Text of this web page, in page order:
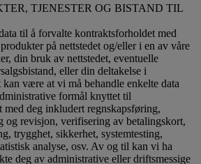
TJENESTER OG BISTAND TIL
til å forvalte kontraktsforholdet med
på nettstedet og/eller i en av våre
din bruk av nettstedet, eventuelle
eller din deltakelse i
være at vi må behandle enkelte data
formål knyttet til
med deg inkludert regnskapsføring,
og revisjon, verifisering av betalingskort,
trygghet, sikkerhet, systemtesting,
analyse, osv. Av og til kan vi ha
deg av administrative eller driftsmessige